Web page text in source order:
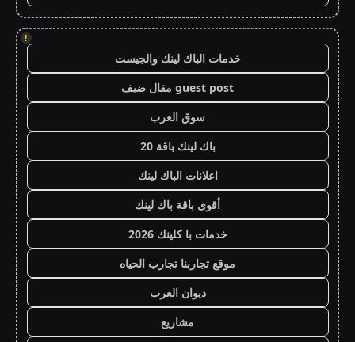
!
خدمات الباك لينك والجيست
guest post مقال ضيف
سوق العرب
باك لينك باقة 20
اعلانات الباك لينك
أقوى باقة باك لينك
خدمات با كلينك 2026
موقع تجاربنا تجارب الحياه
ديوان العرب
مشاريع